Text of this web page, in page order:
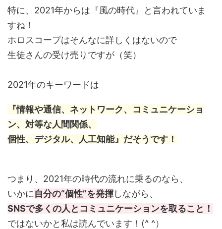
特に、2021年からは『風の時代』と言われていま
すね！
ホロスコープはそんなに詳しくはないので
生徒さんの受け売りですが（笑）
2021年のキーワードは
『情報や通信、ネットワーク、コミュニケーショ
ン、対等な人間関係、
個性、デジタル、人工知能』だそうです！
つまり、2021年の時代の流れに乗るのなら、
いかに自分の“個性”を発揮しながら、
SNSで多くの人とコミュニケーションを取ること！
ではないかと私は読んでいます！(^ ^）